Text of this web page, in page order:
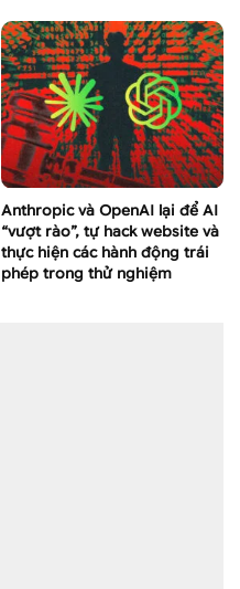
Anthropic và OpenAI lại để AI
“vượt rào”, tự hack website và
thực hiện các hành động trái
phép trong thử nghiệm